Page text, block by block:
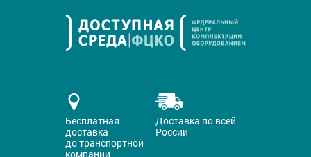
Бесплатная
доставка
до транспортной
компании
Доставка по всей
России